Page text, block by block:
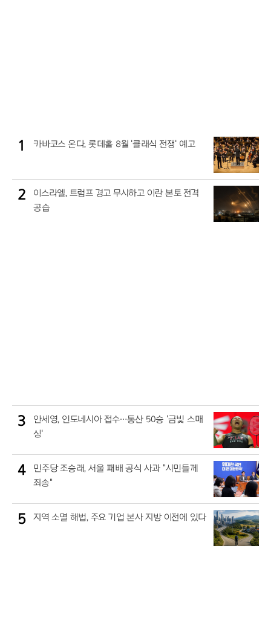
1 카바코스 온다, 롯데홀 8월 '클래식 전쟁' 예고
2
이스라엘, 트럼프 경고 무시하고 이란 본토 전격
공습
3
안세영, 인도네시아 접수…통산 50승 '금빛 스매
싱'
4
민주당 조승래, 서울 패배 공식 사과 "시민들께
죄송"
5 지역 소멸 해법, 주요 기업 본사 지방 이전에 있다